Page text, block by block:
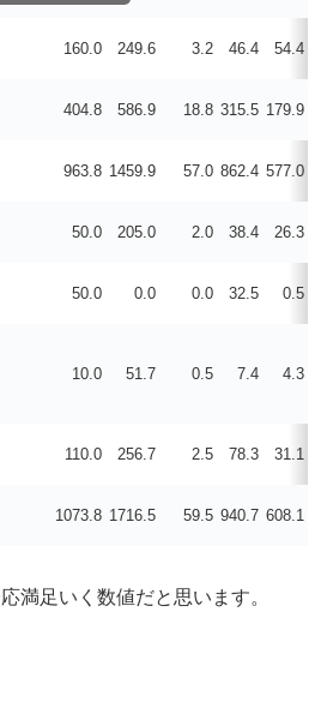
160.0 249.6 3.2 46.4 54.4
404.8 586.9 18.8 315.5 179.9
963.8 1459.9 57.0 862.4 577.0
50.0 205.0 2.0 38.4 26.3
50.0 0.0 0.0 32.5 0.5
10.0 51.7 0.5 7.4 4.3
110.0 256.7 2.5 78.3 31.1
1073.8 1716.5 59.5 940.7 608.1
満足いく数値だと思います。